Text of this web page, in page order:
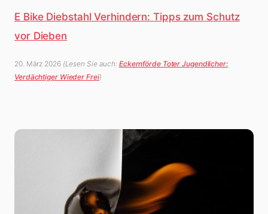
E Bike Diebstahl Verhindern: Tipps zum Schutz
vor Dieben
20. März 2026 (Lesen Sie auch: Eckernförde Toter Jugendlicher:
Verdächtiger Wieder Frei)